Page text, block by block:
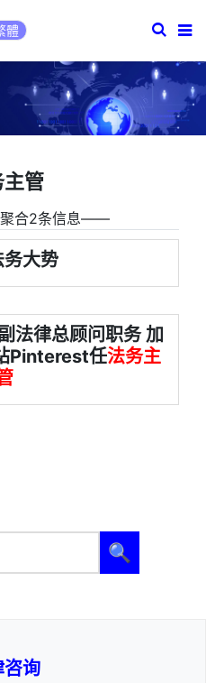
體
主管
合2条信息――
务大势
法律总顾问职务 加
Pinterest任法务主
🔍
咨询